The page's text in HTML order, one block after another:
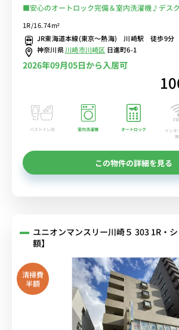
■安心のオートロック完備＆室内洗濯機♪デス
ら多数の路線が利用可能/東京・秋葉原・横浜ま
至近■選べるWi-Fi格安レンタル中！
1R/16.74m²
JR東海道本線(東京～熱海) 川崎駅 徒歩9分
神奈川県川崎市川崎区 日進町6-1
2026年09月05日から入居可
バストイレ別 室内洗濯機 オートロック
インタ
この物件の詳細を見る
ユニオンマンスリー川崎５ 303 1R・
額】
清掃費
半額